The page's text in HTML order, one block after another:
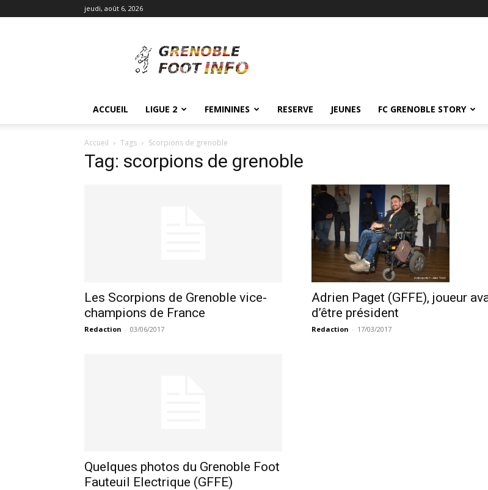
jeudi, août 6, 2026
Foot
Info
ACCUEIL LIGUE 2 FEMININES RESERVE JEUNES FC GRENOBLE STORY
Accueil Tags Scorpions de grenoble
Tag: scorpions de grenoble
Les Scorpions de Grenoble vice-
champions de France
Redaction - 03/06/2017
Adrien Paget (GFFE), joueur
d’être président
Redaction - 17/03/2017
Quelques photos du Grenoble Foot
Fauteuil Electrique (GFFE)